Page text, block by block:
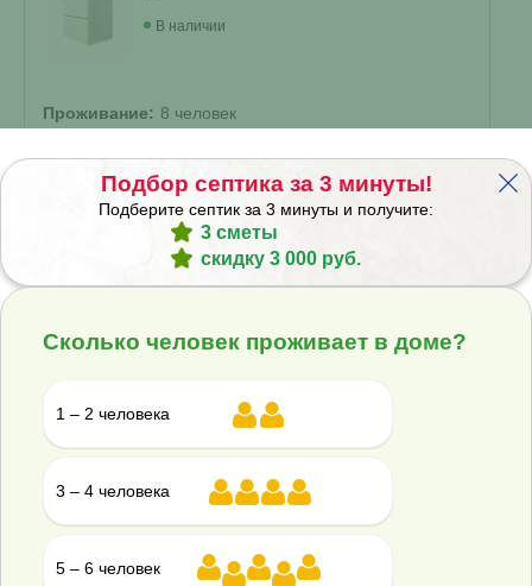
В наличии
Проживание: 8 человек
Отвод стоков:
Принудительный
Септик Эко-Гранд 5 Лонг Пр
В наличии
Подбор септика за 3 минуты!
Подберите септик за 3 минуты и получите:
3 сметы
скидку 3 000 руб.
Сколько человек проживает в доме?
1 – 2 человека
3 – 4 человека
5 – 6 человек